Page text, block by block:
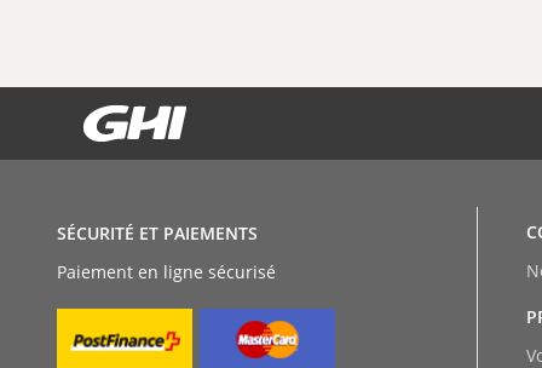
Paiement en ligne sécurisé
SÉCURITÉ ET PAIEMENTS